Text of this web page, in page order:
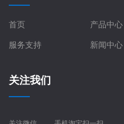
首页 产品中心
服务支持 新闻中心
关注我们